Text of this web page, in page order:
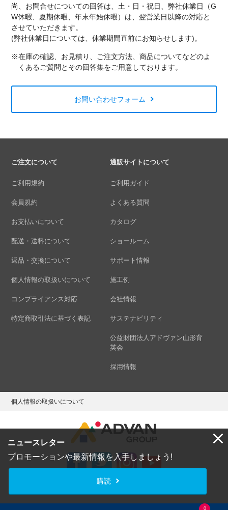
0
ニュースレター
プロモーションや最新情報を入手しましょう!
購読
尚、お問合せについての回答は、土・日・祝日、弊社休業日（G
W休暇、夏期休暇、年末年始休暇）は、翌営業日以降の対応と
させていただきます。
(弊社休業日については、休業期間直前にお知らせします)。
※在庫の確認、お見積り、ご注文方法、商品についてなどのよ
くあるご質問とその回答集をご用意しております。
お問い合わせフォーム
ご注文について
ご利用規約
会員規約
お支払いについて
配送・送料について
返品・交換について
個人情報の取扱いについて
コンプライアンス対応
特定商取引法に基づく表記
通販サイトについて
ご利用ガイド
よくある質問
カタログ
ショールーム
サポート情報
施工例
会社情報
サステナビリティ
公益財団法人アドヴァン山形育
英会
採用情報
個人情報の取扱いについて